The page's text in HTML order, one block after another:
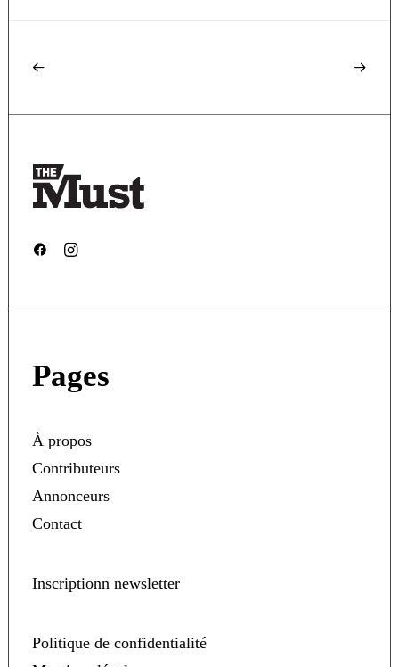
Pages
À propos
Contributeurs
Annonceurs
Contact
Inscriptionn newsletter
Politique de confidentialité